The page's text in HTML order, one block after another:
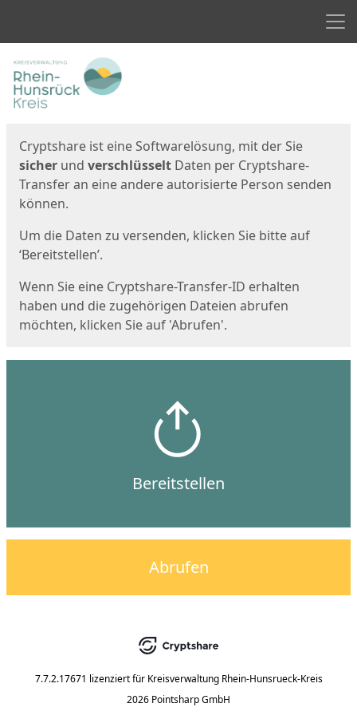
Start
Cryptshare ist eine Softwarelösung, mit der Sie
sicher und verschlüsselt Daten per Cryptshare-
Transfer an eine andere autorisierte Person senden
können.
Um die Daten zu versenden, klicken Sie bitte auf
‘Bereitstellen’.
Wenn Sie eine Cryptshare-Transfer-ID erhalten
haben und die zugehörigen Dateien abrufen
möchten, klicken Sie auf 'Abrufen'.
Bereitstellen
Abrufen
7.7.2.17671 lizenziert für Kreisverwaltung Rhein-Hunsrueck-Kreis
2026 Pointsharp GmbH